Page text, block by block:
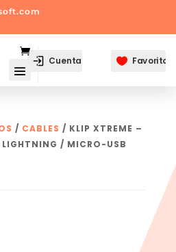
Cuenta  Favoritos
/ CABLES / KLIP XTREME –
LIGHTNING / MICRO-USB